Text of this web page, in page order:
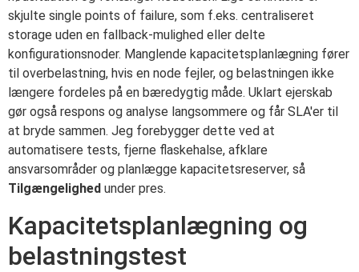
skjulte single points of failure, som f.eks. centraliseret
storage uden en fallback-mulighed eller delte
konfigurationsnoder. Manglende kapacitetsplanlægning fører
til overbelastning, hvis en node fejler, og belastningen ikke
længere fordeles på en bæredygtig måde. Uklart ejerskab
gør også respons og analyse langsommere og får SLA'er til
at bryde sammen. Jeg forebygger dette ved at
automatisere tests, fjerne flaskehalse, afklare
ansvarsområder og planlægge kapacitetsreserver, så
Tilgængelighed under pres.
Kapacitetsplanlægning og
belastningstest